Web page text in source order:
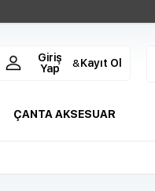
Giriş
Yap
& Kayıt Ol
ÇANTA AKSESUAR